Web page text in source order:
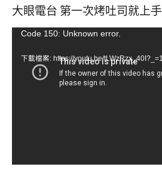
大眼電台 第一次烤吐司就上手
視Code 150: Unknown error.
下載檔案: https://youtu.be/tLWzRzx_40I?_=1